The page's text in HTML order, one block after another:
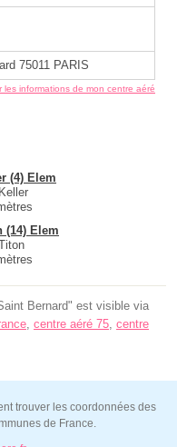
75011 PARIS
les informations de mon centre aéré
(4) Elem
(14) Elem
Bernard" est visible via
centre aéré 75 centre
trouver les coordonnées des
de France.